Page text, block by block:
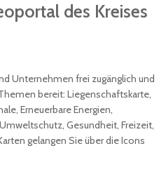
des Kreises
Unternehmen frei zugänglich und
bereit: Liegenschaftskarte,
Erneuerbare Energien,
Gesundheit, Freizeit,
gelangen Sie über die Icons